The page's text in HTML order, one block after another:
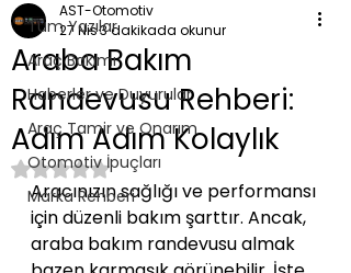
Tüm Yazılar
Araç Bakımı
Haberler ve Duyurular
Araç Tamir ve Onarım
Otomotiv İpuçları
Marka Rehberi
Araba Bakım
Randevusu Rehberi:
Adım Adım Kolaylık
AST-Otomotiv
27 Nis3 dakikada okunur
5 üzerinden NaN yıldız
Aracınızın sağlığı ve performansı
için düzenli bakım şarttır. Ancak,
araba bakım randevusu almak